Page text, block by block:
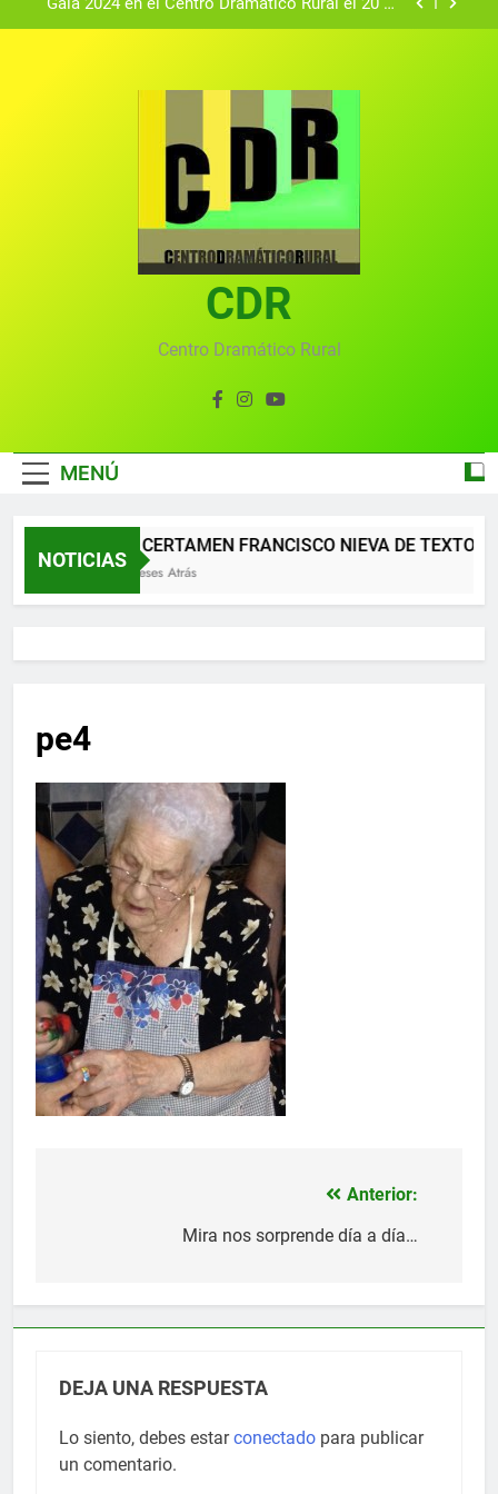
Gala 2024 en el Centro Dramático Rural el 20 de
convocado por el Centro Dramático Rural de Mira
(Cuenca)
Gala anual virtual del Centro Dramático Rural de
Gala del Centro Dramático Rural 2025
Gala 2024 en el Centro Dramático Rural el 20 de
Textos seleccionados en el VI Certamen
Francisco Nieva de piezas breves teatrales
convocado por el Centro Dramático Rural de Mira
Gala anual virtual del Centro Dramático Rural de
CDR
Centro Dramático Rural
MENÚ
NOTICIAS
XII CERTAMEN FRANCISCO NIEVA DE TEXTOS
2 Meses Atrás
pe4
Anterior:
Mira nos sorprende día a día…
DEJA UNA RESPUESTA
Lo siento, debes estarconectado para publicar
un comentario.